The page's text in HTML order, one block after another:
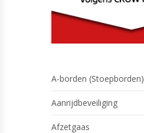
A-borden (Stoepborden)
Aanrijdbeveiliging
Afzetgaas